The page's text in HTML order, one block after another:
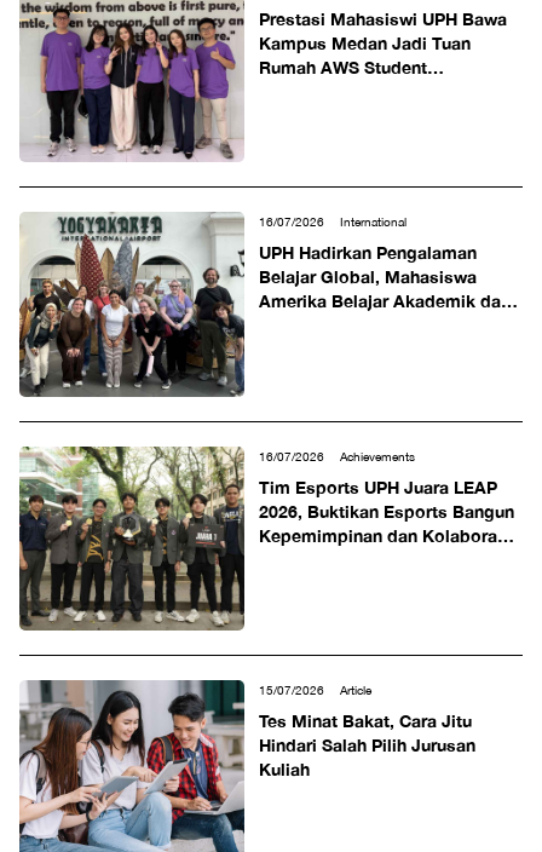
Prestasi Mahasiswi UPH Bawa
Kampus Medan Jadi Tuan
Rumah AWS Student
16/07/2026 International
UPH Hadirkan Pengalaman
Belajar Global, Mahasiswa
Amerika Belajar Akademik dan
16/07/2026 Achievements
Tim Esports UPH Juara LEAP
2026, Buktikan Esports Bangun
Kepemimpinan dan Kolaborasi
15/07/2026 Article
Tes Minat Bakat, Cara Jitu
Hindari Salah Pilih Jurusan
Kuliah